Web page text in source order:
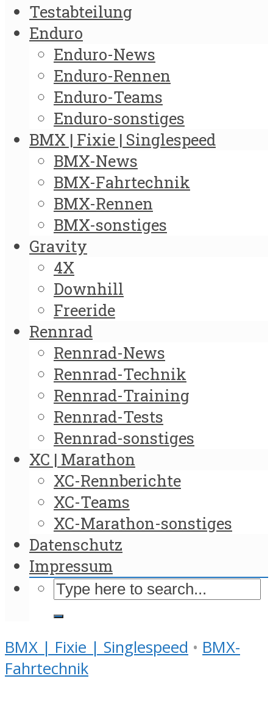
Testabteilung
Enduro
Enduro-News
Enduro-Rennen
Enduro-Teams
Enduro-sonstiges
BMX | Fixie | Singlespeed
BMX-News
BMX-Fahrtechnik
BMX-Rennen
BMX-sonstiges
Gravity
4X
Downhill
Freeride
Rennrad
Rennrad-News
Rennrad-Technik
Rennrad-Training
Rennrad-Tests
Rennrad-sonstiges
XC | Marathon
XC-Rennberichte
XC-Teams
XC-Marathon-sonstiges
Datenschutz
Impressum
BMX | Fixie | Singlespeed • BMX-
Fahrtechnik